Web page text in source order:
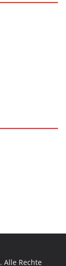
. Alle Rechte